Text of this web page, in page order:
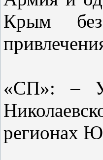
Крым без
«СП»: –
регионах